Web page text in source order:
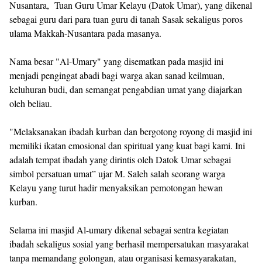
Nusantara, Tuan Guru Umar Kelayu (Datok Umar), yang dikenal
sebagai guru dari para tuan guru di tanah Sasak sekaligus poros
ulama Makkah-Nusantara pada masanya.
Nama besar "Al-Umary" yang disematkan pada masjid ini
menjadi pengingat abadi bagi warga akan sanad keilmuan,
keluhuran budi, dan semangat pengabdian umat yang diajarkan
oleh beliau.
"Melaksanakan ibadah kurban dan bergotong royong di masjid ini
memiliki ikatan emosional dan spiritual yang kuat bagi kami. Ini
adalah tempat ibadah yang dirintis oleh Datok Umar sebagai
simbol persatuan umat” ujar M. Saleh salah seorang warga
Kelayu yang turut hadir menyaksikan pemotongan hewan
kurban.
Selama ini masjid Al-umary dikenal sebagai sentra kegiatan
ibadah sekaligus sosial yang berhasil mempersatukan masyarakat
tanpa memandang golongan, atau organisasi kemasyarakatan,